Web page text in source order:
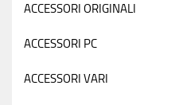
ACCESSORI ORIGINALI
ACCESSORI PC
ACCESSORI VARI